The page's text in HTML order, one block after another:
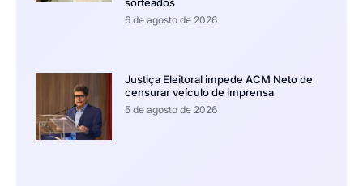
6 de agosto de 2026
Justiça Eleitoral impede ACM Neto de
censurar veículo de imprensa
5 de agosto de 2026